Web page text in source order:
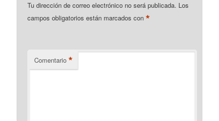
Tu dirección de correo electrónico no será publicada. Los
campos obligatorios están marcados con*
Comentario *